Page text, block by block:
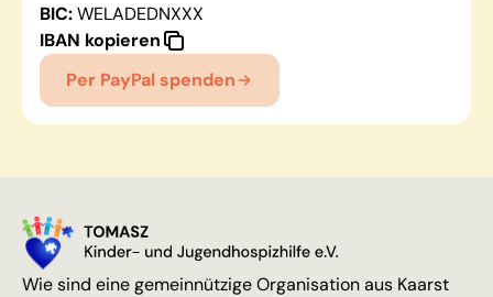
BIC:WELADEDNXXX
IBAN kopieren
Per PayPal spenden
Wie sind eine gemeinnützige Organisation aus Kaarst